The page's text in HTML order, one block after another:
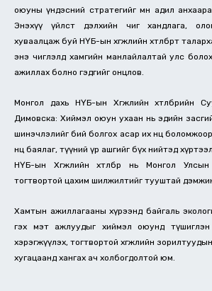
оюуны үндэсний стратегийг мөн адил
Энэхүү үйлст дэлхийн чиг хандлага,
хуваалцаж буй НҮБ-ын хөгжлийн хөтөлбөрт
энэ чиглэлд хамгийн манлайлалтай улс
ажиллах болно гэдгийг онцлов.
Монгол дахь НҮБ-ын Хөгжлийн хөтөлбөрийн
Димовска: Хиймэл оюун ухаан нь эдийн засгийн
шинэчлэлийг бий болгох асар их нөөц
нөөц баялаг, түүний үр ашгийг бүх нийтэд
НҮБ-ын Хөгжлийн хөтөлбөр нь Монгол
тогтвортой цахим шилжилтийг тууштай
Хамтын ажиллагааны хүрээнд байгаль
гэх мэт ажлуудыг хиймэл оюунд
хэрэгжүүлэх, тогтвортой хөгжлийн
хугацаанд хангах ач холбогдолтой юм.